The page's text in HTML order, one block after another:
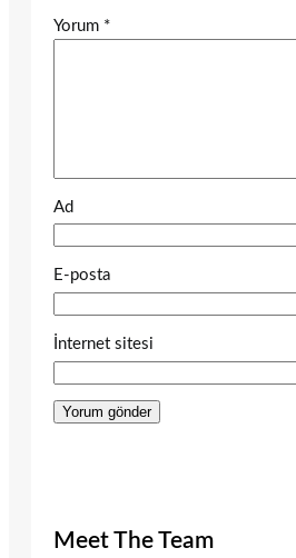
Yorum *
Ad
E-posta
İnternet sitesi
Meet The Team